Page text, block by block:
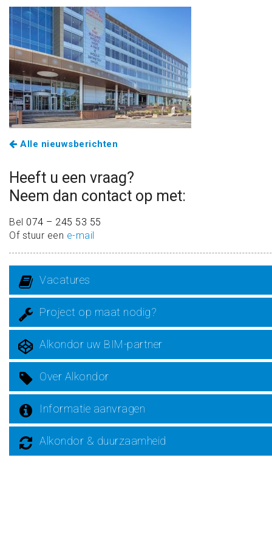
Alle nieuwsberichten
Heeft u een vraag?
Neem dan contact op met:
Bel 074 – 245 53 55
Of stuur een e-mail
Vacatures
Project op maat nodig?
Alkondor uw BIM-partner
Over Alkondor
Informatie aanvragen
Alkondor & duurzaamheid